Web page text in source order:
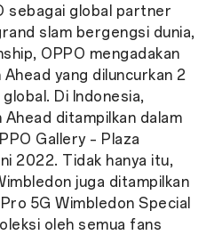
sebagai global partner
slam bergengsi dunia,
OPPO mengadakan
yang diluncurkan 2
Di Indonesia,
Ahead ditampilkan dalam
Gallery – Plaza
2022. Tidak hanya itu,
juga ditampilkan
5G Wimbledon Special
oleh semua fans